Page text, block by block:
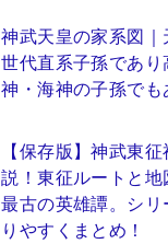
神武天皇の家系図
世代直系子孫であ
神・海神の子孫でも
【保存版】神武東
説！東征ルートと
最古の英雄譚。シ
りやすくまとめ！